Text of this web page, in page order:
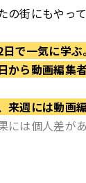
の街にもやっ
で一気に学ぶ。
から動画編集者
来週には動画
には個人差があ